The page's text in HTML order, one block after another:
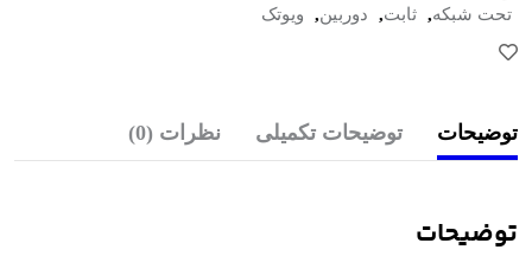
تحت شبکه, ثابت, دوربین, ویوتک
توضیحات توضیحات تکمیلی نظرات (0)
توضیحات